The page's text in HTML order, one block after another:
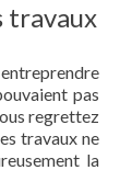
travaux
pas
regrettez
travaux ne
la